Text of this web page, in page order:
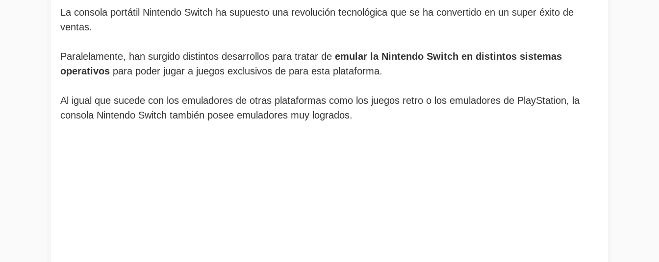
La consola portátil Nintendo Switch ha supuesto una revolución tecnológica que se ha convertido en un super éxito de
ventas.
Paralelamente, han surgido distintos desarrollos para tratar de emular la Nintendo Switch en distintos sistemas
operativos para poder jugar a juegos exclusivos de para esta plataforma.
Al igual que sucede con los emuladores de otras plataformas como los juegos retro o los emuladores de PlayStation, la
consola Nintendo Switch también posee emuladores muy logrados.